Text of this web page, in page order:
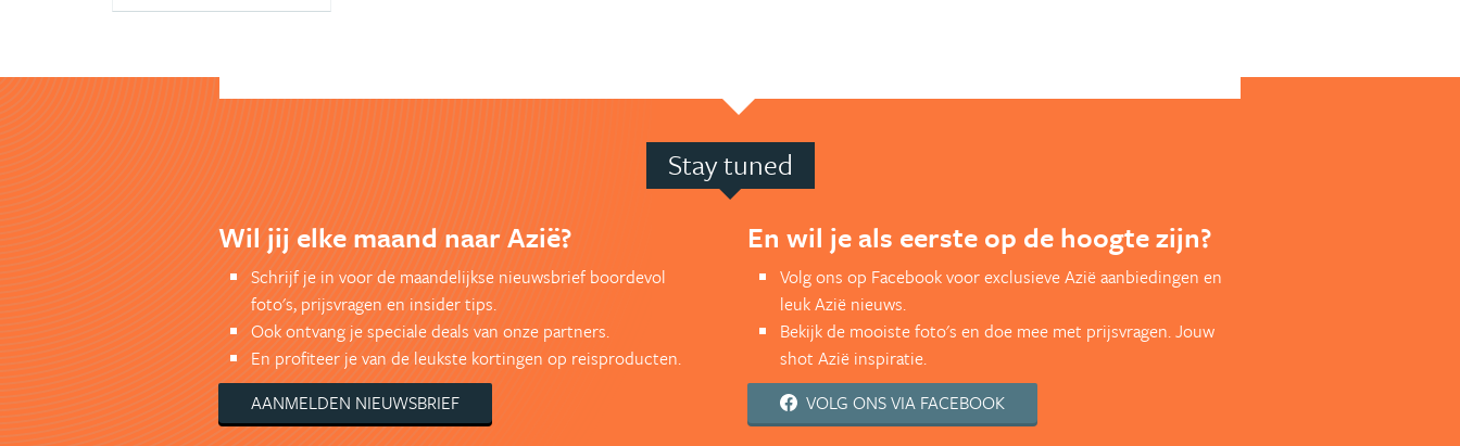
Stay tuned
Wil jij elke maand naar Azië?
Schrijf je in voor de maandelijkse nieuwsbrief boordevol
foto's, prijsvragen en insider tips.
Ook ontvang je speciale deals van onze partners.
En profiteer je van de leukste kortingen op reisproducten.
AANMELDEN NIEUWSBRIEF
En wil je als eerste op de hoogte zijn?
Volg ons op Facebook voor exclusieve Azië aanbiedingen en
leuk Azië nieuws.
Bekijk de mooiste foto's en doe mee met prijsvragen. Jouw
shot Azië inspiratie.
VOLG ONS VIA FACEBOOK